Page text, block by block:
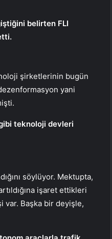
belirten FLI
şirketlerinin bugün
yani
teknoloji devleri
söylüyor. Mektupta,
işaret ettikleri
var. Başka bir deyişle,